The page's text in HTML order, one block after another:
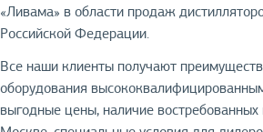
«Ливама» в области продаж
Российской Федерации.
Все наши клиенты получают
оборудования
выгодные цены, наличие